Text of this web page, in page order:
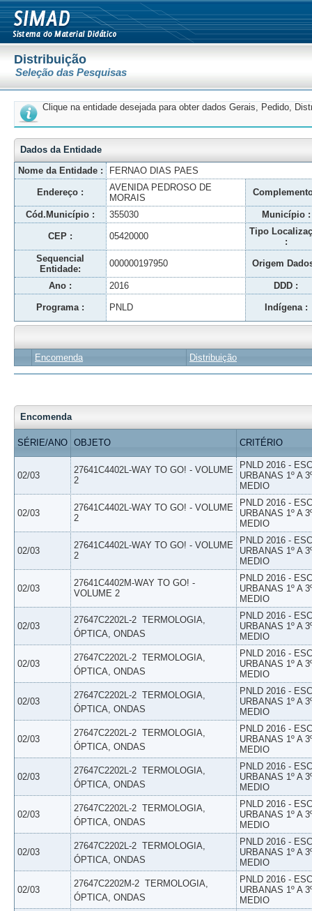
Distribuição
Seleção das Pesquisas
Clique na entidade desejada para obter dados Gerais, Pedido,
Dados da Entidade
Nome da Entidade :
FERNAO DIAS PAES
Endereço :
AVENIDA PEDROSO DE
MORAIS
Cód.Município : 355030 Município :
CEP : 05420000
Tipo
:
Sequencial
Entidade:
000000197950 Origem
Ano : 2016 DDD :
Programa : PNLD Indígena :
Encomenda Distribuição
Encomenda
SÉRIE/ANO OBJETO CRITÉRIO
02/03
27641C4402L-WAY TO GO! - VOLUME
2
PNLD 2016 -
URBANAS 1º A
MEDIO
02/03
27641C4402L-WAY TO GO! - VOLUME
2
PNLD 2016 -
URBANAS 1º A
MEDIO
02/03
27641C4402L-WAY TO GO! - VOLUME
2
PNLD 2016 -
URBANAS 1º A
MEDIO
02/03
27641C4402M-WAY TO GO! -
VOLUME 2
PNLD 2016 -
URBANAS 1º A
MEDIO
02/03
27647C2202L-2  TERMOLOGIA,
ÓPTICA, ONDAS
PNLD 2016 -
URBANAS 1º A
MEDIO
02/03
27647C2202L-2  TERMOLOGIA,
ÓPTICA, ONDAS
PNLD 2016 -
URBANAS 1º A
MEDIO
02/03
27647C2202L-2  TERMOLOGIA,
ÓPTICA, ONDAS
PNLD 2016 -
URBANAS 1º A
MEDIO
02/03
27647C2202L-2  TERMOLOGIA,
ÓPTICA, ONDAS
PNLD 2016 -
URBANAS 1º A
MEDIO
02/03
27647C2202L-2  TERMOLOGIA,
ÓPTICA, ONDAS
PNLD 2016 -
URBANAS 1º A
MEDIO
02/03
27647C2202L-2  TERMOLOGIA,
ÓPTICA, ONDAS
PNLD 2016 -
URBANAS 1º A
MEDIO
02/03
27647C2202L-2  TERMOLOGIA,
ÓPTICA, ONDAS
PNLD 2016 -
URBANAS 1º A
MEDIO
02/03
27647C2202M-2  TERMOLOGIA,
ÓPTICA, ONDAS
PNLD 2016 -
URBANAS 1º A
MEDIO